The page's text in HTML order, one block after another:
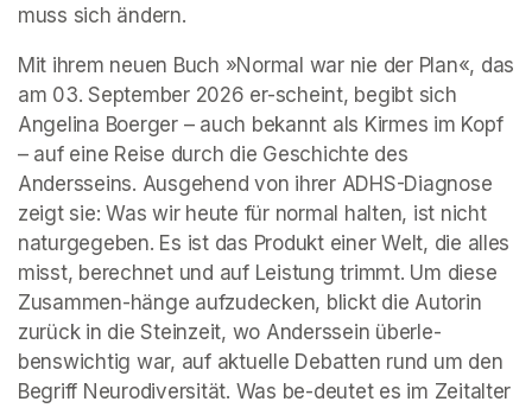
muss sich ändern.
Mit ihrem neuen Buch »Normal war nie der Plan«, das
am 03. September 2026 er-scheint, begibt sich
Angelina Boerger – auch bekannt als Kirmes im Kopf
– auf eine Reise durch die Geschichte des
Andersseins. Ausgehend von ihrer ADHS-Diagnose
zeigt sie: Was wir heute für normal halten, ist nicht
naturgegeben. Es ist das Produkt einer Welt, die alles
misst, berechnet und auf Leistung trimmt. Um diese
Zusammen-hänge aufzudecken, blickt die Autorin
zurück in die Steinzeit, wo Anderssein überle-
benswichtig war, auf aktuelle Debatten rund um den
Begriff Neurodiversität. Was be-deutet es im Zeitalter